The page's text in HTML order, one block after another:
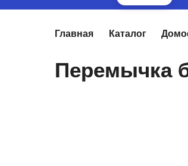
Главная Каталог
Перемычка